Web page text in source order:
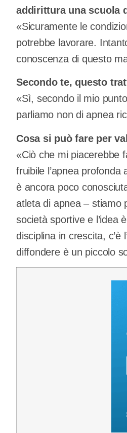
addirittura una scuola
«Sicuramente le
potrebbe lavorare.
conoscenza di questo
Secondo te, questo
«Sì, secondo il mio
parliamo non di apnea
Cosa si può fare per
«Ciò che mi piacerebbe
fruibile l’apnea profonda
è ancora poco
atleta di apnea – stiamo
società sportive e l’idea
disciplina in crescita,
diffondere è un piccolo